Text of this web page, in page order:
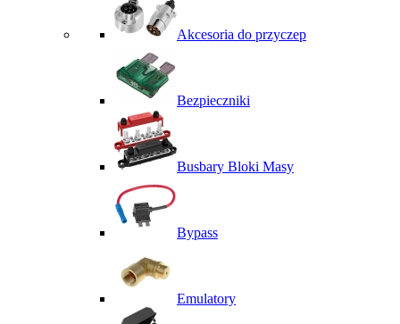
Akcesoria do przyczep
Bezpieczniki
Busbary Bloki Masy
Bypass
Emulatory